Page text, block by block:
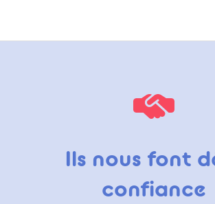
Ils nous font
confiance